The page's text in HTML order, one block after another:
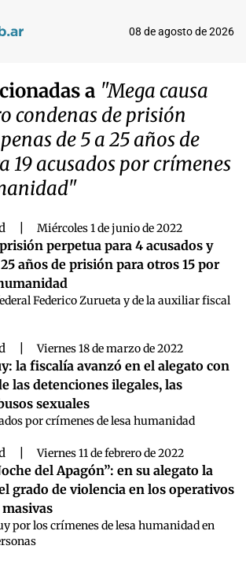
08 de agosto de 2026
a "Mega causa
condenas de prisión
de 5 a 25 años de
19 acusados por crímenes
Miércoles 1 de junio de 2022
perpetua para 4 acusados y
años de prisión para otros 15 por
Federico Zurueta y de la auxiliar fiscal
Viernes 18 de marzo de 2022
la fiscalía avanzó en el alegato con
las detenciones ilegales, las
sexuales
por crímenes de lesa humanidad
Viernes 11 de febrero de 2022
del Apagón”: en su alegato la
grado de violencia en los operativos
por los crímenes de lesa humanidad en